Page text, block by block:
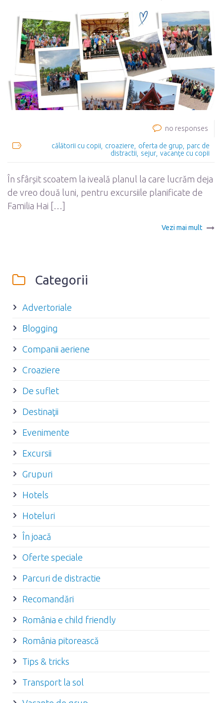
no responses
călătorii cu copii croaziere oferta de grup
parc de
distractii
sejur vacanţe cu copii
În sfârșit scoatem la iveală planul la care lucrăm deja
de vreo două luni, pentru excursiile planificate de
Familia Hai […]
Vezi mai mult
Categorii
Advertoriale
Blogging
Companii aeriene
Croaziere
De suflet
Destinaţii
Evenimente
Excursii
Grupuri
Hotels
Hoteluri
În joacă
Oferte speciale
Parcuri de distractie
Recomandări
România e child friendly
România pitorească
Tips & tricks
Transport la sol